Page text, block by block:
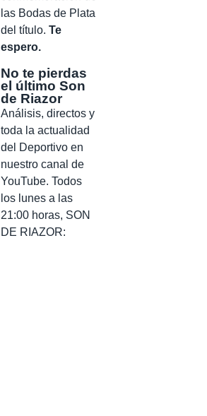
las Bodas de Plata
del título. Te
espero.
No te pierdas
el último Son
de Riazor
Análisis, directos y
toda la actualidad
del Deportivo en
nuestro canal de
YouTube. Todos
los lunes a las
21:00 horas, SON
DE RIAZOR: